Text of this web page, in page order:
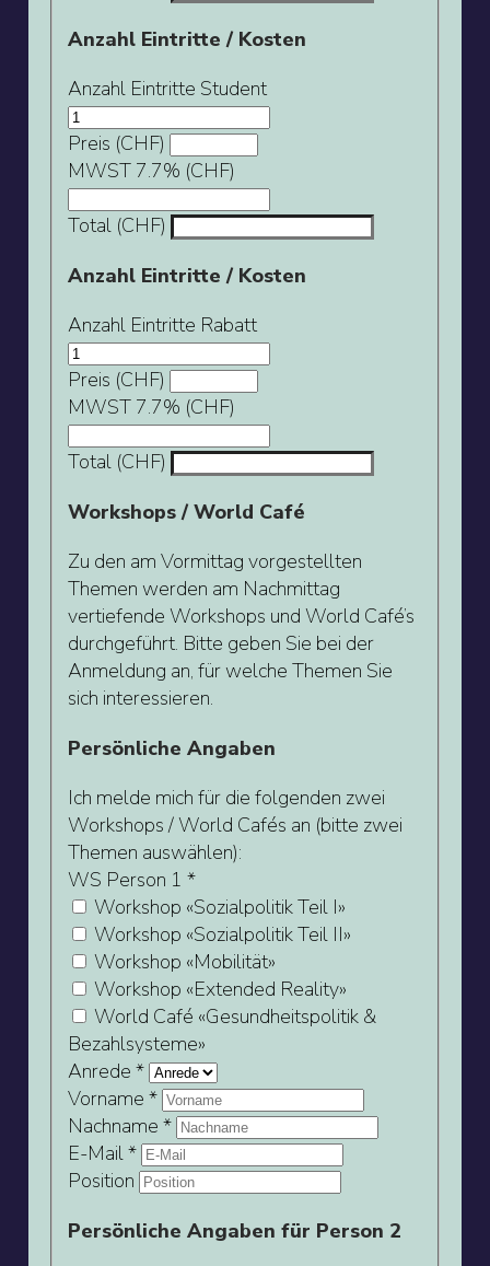
Anzahl Eintritte / Kosten
Anzahl Eintritte Student
Preis (CHF)
MWST 7.7% (CHF)
Total (CHF)
Anzahl Eintritte / Kosten
Anzahl Eintritte Rabatt
Preis (CHF)
MWST 7.7% (CHF)
Total (CHF)
Workshops / World Café
Zu den am Vormittag vorgestellten
Themen werden am Nachmittag
vertiefende Workshops und World Café’s
durchgeführt. Bitte geben Sie bei der
Anmeldung an, für welche Themen Sie
sich interessieren.
Persönliche Angaben
Ich melde mich für die folgenden zwei
Workshops / World Cafés an (bitte zwei
Themen auswählen):
WS Person 1 *
Workshop «Sozialpolitik Teil I»
Workshop «Sozialpolitik Teil II»
Workshop «Mobilität»
Workshop «Extended Reality»
World Café «Gesundheitspolitik &
Bezahlsysteme»
Anrede *
Vorname *
Nachname *
E-Mail*
Position
Persönliche Angaben für Person 2